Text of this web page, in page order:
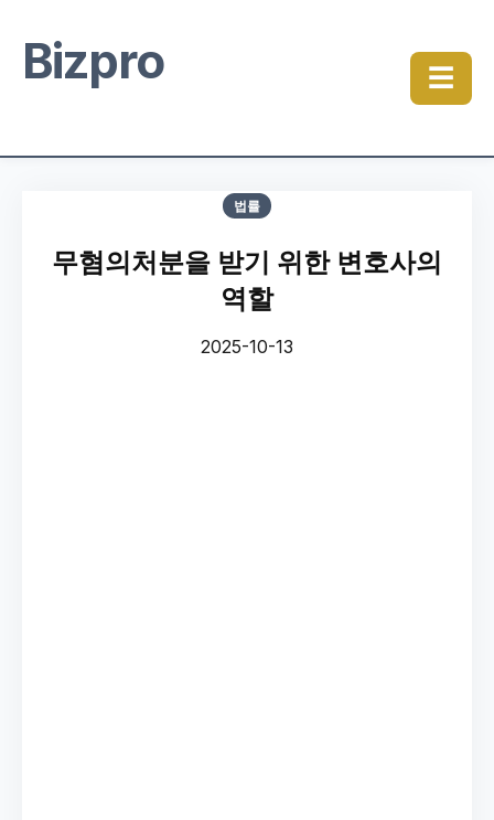
Bizpro ☰
법률
무혐의처분을 받기 위한 변호사의
역할
2025-10-13